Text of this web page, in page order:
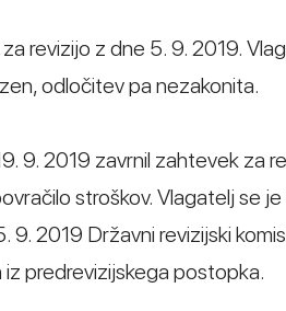
revizijo z dne 5. 9. 2019.
odločitev pa nezakonita.
9. 2019 zavrnil zahtevek za
stroškov. Vlagatelj se
2019 Državni revizijski
predrevizijskega postopka.